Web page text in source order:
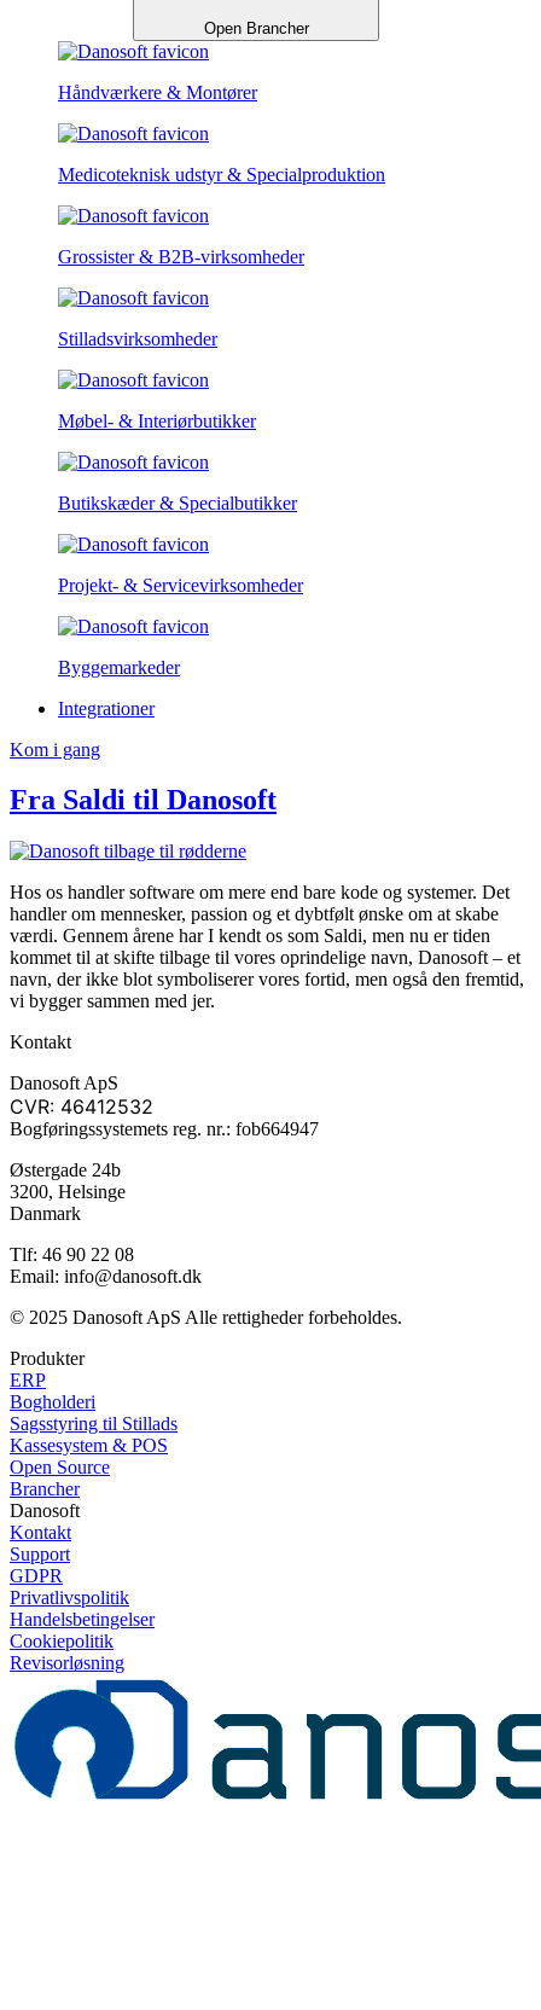
Open Brancher
Håndværkere & Montører
Medicoteknisk udstyr & Specialproduktion
Grossister & B2B-virksomheder
Stilladsvirksomheder
Møbel- & Interiørbutikker
Butikskæder & Specialbutikker
Projekt- & Servicevirksomheder
Byggemarkeder
Integrationer
Kom i gang
Fra Saldi til Danosoft
Hos os handler software om mere end bare kode og systemer. Det
handler om mennesker, passion og et dybtfølt ønske om at skabe
værdi. Gennem årene har I kendt os som Saldi, men nu er tiden
kommet til at skifte tilbage til vores oprindelige navn, Danosoft – et
navn, der ikke blot symboliserer vores fortid, men også den fremtid,
vi bygger sammen med jer.
Kontakt
Danosoft ApS
CVR: 46412532
Bogføringssystemets reg. nr.: fob664947
Østergade 24b
3200, Helsinge
Danmark
Tlf: 46 90 22 08
Email: info@danosoft.dk
© 2025 Danosoft ApS Alle rettigheder forbeholdes.
Produkter
ERP
Bogholderi
Sagsstyring til Stillads
Kassesystem & POS
Open Source
Brancher
Danosoft
Kontakt
Support
GDPR
Privatlivspolitik
Handelsbetingelser
Cookiepolitik
Revisorløsning